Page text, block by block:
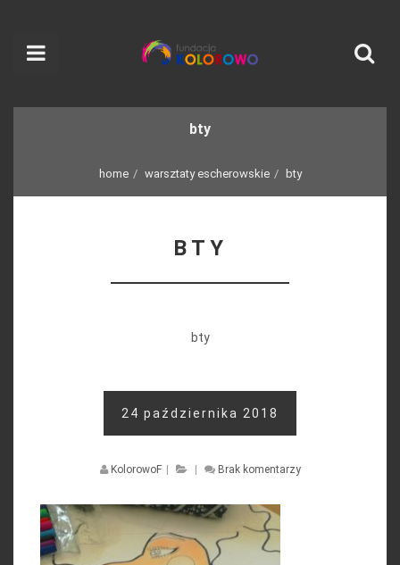
bty
home warsztaty escherowskie bty
BTY
bty
24 października 2018
KolorowoF Brak komentarzy